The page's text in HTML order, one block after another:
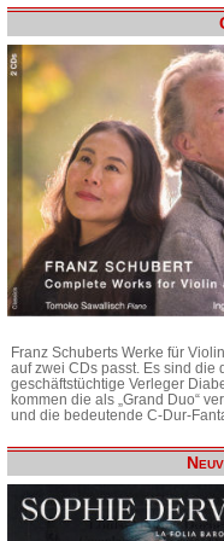
Franz Schuberts Werke für
auf zwei CDs passt. Es sind
geschäftstüchtige Verleger
kommen die als „Grand Duo“
und die bedeutende C-Dur-